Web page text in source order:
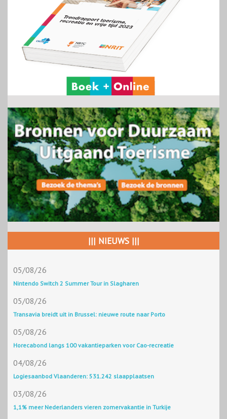
||| NIEUWS |||
05/08/26
Nintendo Switch 2 Summer Tour in Slagharen
05/08/26
Transavia breidt uit in Brussel: nieuwe route naar Porto
05/08/26
Horecabond langs 100 vakantieparken voor Cao-recreatie
04/08/26
Logiesaanbod Vlaanderen: 531.242 slaapplaatsen
03/08/26
1,1% meer Nederlanders vieren zomervakantie in Turkije